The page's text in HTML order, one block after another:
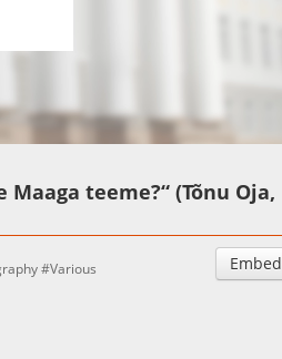
teeme?“ (Tõnu Oja,
Embed
Various